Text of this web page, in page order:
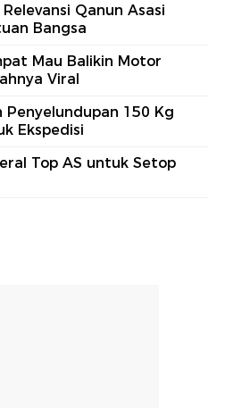
Qanun Asasi
Bangsa
Mau Balikin Motor
Viral
150 Kg
Ekspedisi
Top AS untuk Setop